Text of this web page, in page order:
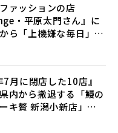
ァッションの店
・平原太門さん』に
ら「上機嫌な毎日」を
？
月に閉店した10店』
内から撤退する「鰻の
キ贅 新潟小新店」が